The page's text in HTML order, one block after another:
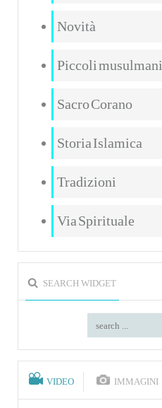
Novità
Piccoli musulmani
Sacro Corano
Storia Islamica
Tradizioni
Via Spirituale
SEARCH WIDGET
VIDEO IMMAGINI